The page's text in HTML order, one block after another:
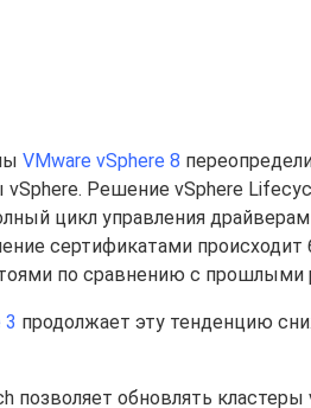
VMware vSphere 8
Решение vSphere
цикл управления
сертификатами
по сравнению с прошлыми
3 продолжает эту тенденцию
позволяет обновлять